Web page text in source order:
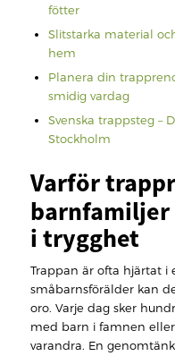
fötter
Slitstarka material
hem
Planera din
smidig vardag
Svenska trappsteg –
Stockholm
Varför
barnfamiljer
i trygghet
Trappan är ofta hjärtat i
småbarnsförälder kan
oro. Varje dag sker
med barn i famnen
varandra. En